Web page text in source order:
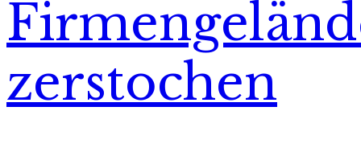
zerstochen